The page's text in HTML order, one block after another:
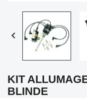

KIT
BLINDE